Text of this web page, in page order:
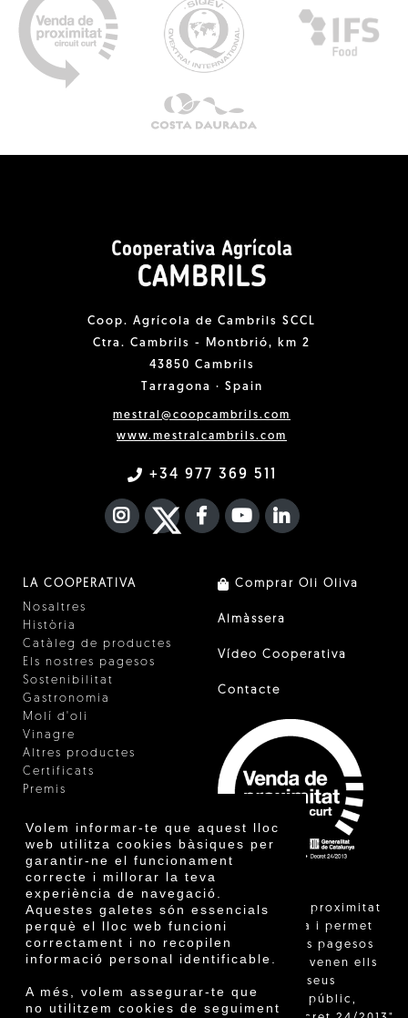
Volem informar-te que aquest lloc
web utilitza cookies bàsiques per
garantir-ne el funcionament
correcte i millorar la teva
experiència de navegació.
Aquestes galetes són essencials
perquè el lloc web funcioni
correctament i no recopilen
informació personal identificable.
A més, volem assegurar-te que
no utilitzem cookies de seguiment
Coop. Agrícola de Cambrils SCCL
Ctra. Cambrils - Montbrió, km 2
43850 Cambrils
Tarragona · Spain
mestral@coopcambrils.com
www.mestralcambrils.com
+34 977 369 511
INSTAGRAM
TWITTER
FACEBOOK F
YOUTUBEFA LINKEDIN
LA COOPERATIVA
Nosaltres
Història
Catàleg de productes
Els nostres pagesos
Sostenibilitat
Gastronomia
Molí d'oli
Vinagre
Altres productes
Certificats
Premis
Comprar Oli Oliva
Almàssera
Vídeo Cooperativa
Contacte
"La venda de proximitat
està regulada i permet
identificar els pagesos
catalans que venen ells
mateixos els seus
productes al públic,